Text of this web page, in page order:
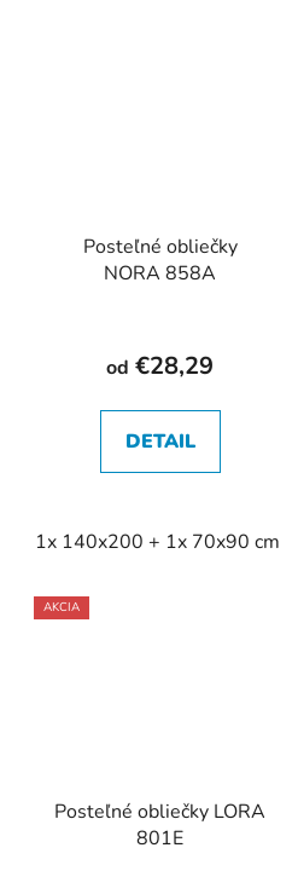
Posteľné obliečky
NORA 858A
od €28,29
DETAIL
1x 140x200 + 1x 70x90 cm
AKCIA
Posteľné obliečky LORA
801E